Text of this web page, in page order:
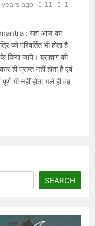
की आहुति: क्या
एक जलता हुआ खंडहर
नहीं, निर्मित
years ago 11
1
: यहां आज का
को परिवर्तित भी होता है
किया जाये। ब्राह्मण की
ही प्राप्त नहीं होता है एवं
भी नहीं होता भले ही वह
SEARCH